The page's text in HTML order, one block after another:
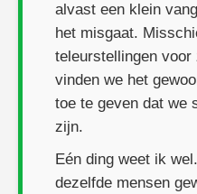
alvast een klein
het misgaat.
teleurstellingen
vinden we het
toe te geven dat we
zijn.
Eén ding weet ik
dezelfde mensen